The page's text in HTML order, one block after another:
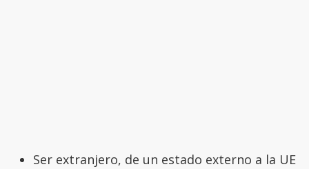
Ser extranjero, de un estado externo a la UE